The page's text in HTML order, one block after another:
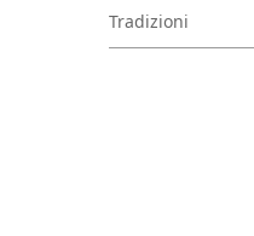
Tradizioni